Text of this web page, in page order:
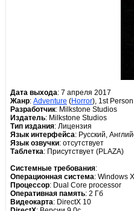
Дата выхода: 7 апреля 2017
Жанр: Adventure (Horror), 1st Person
Разработчик: Milkstone Studios
Издатель: Milkstone Studios
Тип издания: Лицензия
Язык интерфейса: Русский,
Язык озвучки: отсутствует
Таблетка: Присутствует (PLAZA)
Системные требования:
Операционная система: Windows
Процессор: Dual Core processor
Оперативная память: 2 Гб
Видеокарта: DirectX 10